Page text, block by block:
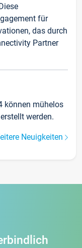
für
das durch
Partner
können mühelos
werden.
Neuigkeiten